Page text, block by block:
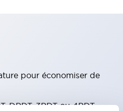
pour économiser de
DPDT, 3PDT ou 4PDT